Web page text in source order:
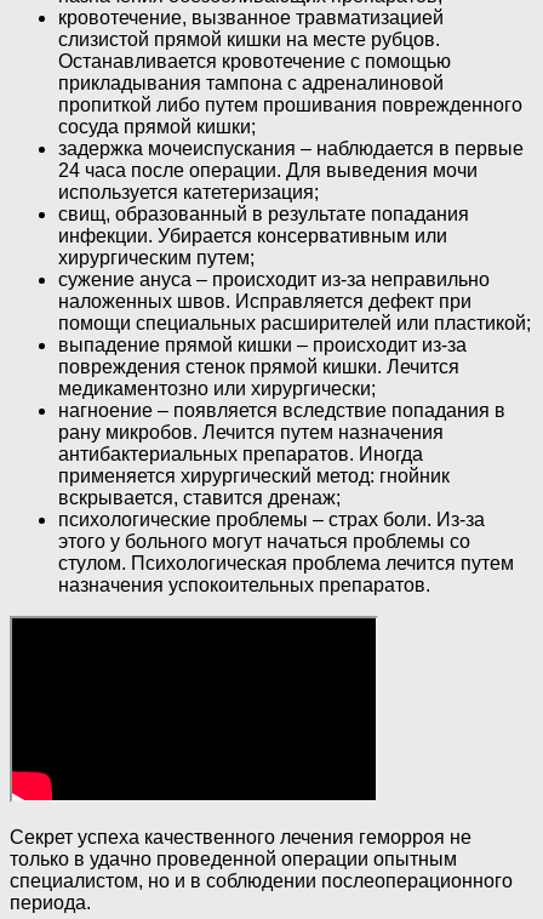
кровотечение, вызванное травматизацией
слизистой прямой кишки на месте рубцов.
Останавливается кровотечение с помощью
прикладывания тампона с адреналиновой
пропиткой либо путем прошивания поврежденного
сосуда прямой кишки;
задержка мочеиспускания – наблюдается в первые
24 часа после операции. Для выведения мочи
используется катетеризация;
свищ, образованный в результате попадания
инфекции. Убирается консервативным или
хирургическим путем;
сужение ануса – происходит из-за неправильно
наложенных швов. Исправляется дефект при
помощи специальных расширителей или пластикой;
выпадение прямой кишки – происходит из-за
повреждения стенок прямой кишки. Лечится
медикаментозно или хирургически;
нагноение – появляется вследствие попадания в
рану микробов. Лечится путем назначения
антибактериальных препаратов. Иногда
применяется хирургический метод: гнойник
вскрывается, ставится дренаж;
психологические проблемы – страх боли. Из-за
этого у больного могут начаться проблемы со
стулом. Психологическая проблема лечится путем
назначения успокоительных препаратов.
Секрет успеха качественного лечения геморроя не
только в удачно проведенной операции опытным
специалистом, но и в соблюдении послеоперационного
периода.